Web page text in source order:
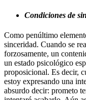
Condiciones de
Como penúltimo
sinceridad. Cuando se
forzosamente, un
un estado psicológico
proposicional. Es decir,
estoy expresando una
absurdo decir: prometo